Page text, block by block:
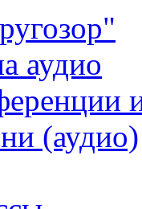
аудио
(аудио)